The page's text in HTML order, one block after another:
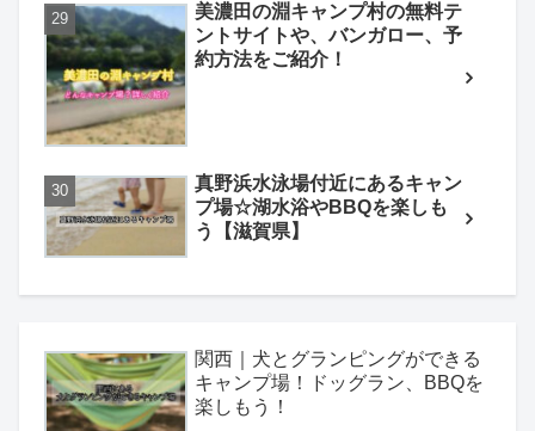
美濃田の淵キャンプ村の無料テ
ントサイトや、バンガロー、予
約方法をご紹介！
真野浜水泳場付近にあるキャン
プ場☆湖水浴やBBQを楽しも
う【滋賀県】
関西｜犬とグランピングができる
キャンプ場！ドッグラン、BBQを
楽しもう！